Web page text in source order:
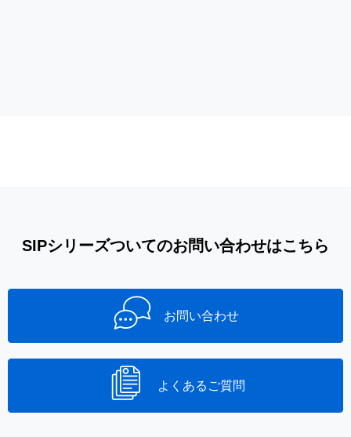
SIPシリーズついてのお問い合わせはこちら
お問い合わせ
よくあるご質問